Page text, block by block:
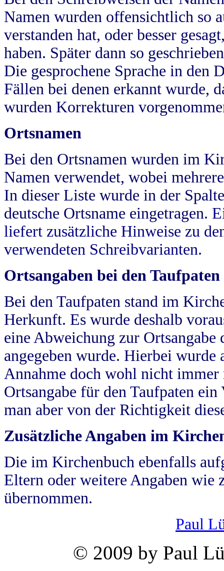
Namen wurden offensichtlich so
verstanden hat, oder besser
haben. Später dann so
Die gesprochene Sprache in
Fällen bei denen erkannt wurde,
wurden Korrekturen
Ortsnamen
Bei den Ortsnamen wurden im
Namen verwendet, wobei
In dieser Liste wurde in der
deutsche Ortsname eingetragen.
liefert zusätzliche Hinweise zu
verwendeten Schreibvarianten.
Ortsangaben bei den Taufpaten
Bei den Taufpaten stand im
Herkunft. Es wurde deshalb
eine Abweichung zur
angegeben wurde. Hierbei wurde
Annahme doch wohl nicht
Ortsangabe für den Taufpaten
man aber von der Richtigkeit
Zusätzliche Angaben im
Die im Kirchenbuch ebenfalls
Eltern oder weitere Angaben wie
übernommen.
Paul
© 2009 by Paul